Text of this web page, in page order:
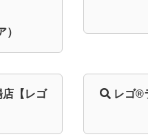
店【レゴ
レゴ®